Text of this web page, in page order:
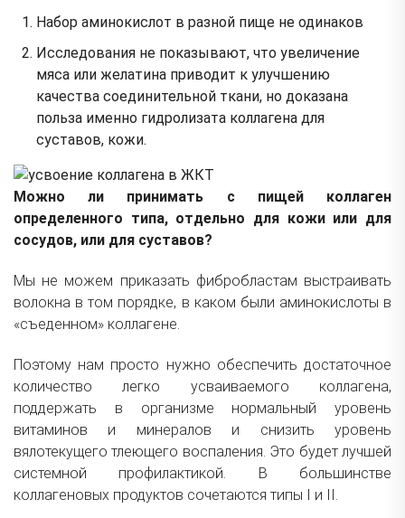
Набор аминокислот в разной пище не одинаков
Исследования не показывают, что увеличение
мяса или желатина приводит к улучшению
качества соединительной ткани, но доказана
польза именно гидролизата коллагена для
суставов, кожи.
Можно ли принимать с пищей коллаген
определенного типа, отдельно для кожи или для
сосудов, или для суставов?
Мы не можем приказать фибробластам выстраивать
волокна в том порядке, в каком были аминокислоты в
«съеденном» коллагене.
Поэтому нам просто нужно обеспечить достаточное
количество легко усваиваемого коллагена,
поддержать в организме нормальный уровень
витаминов и минералов и снизить уровень
вялотекущего тлеющего воспаления. Это будет лучшей
системной профилактикой. В большинстве
коллагеновых продуктов сочетаются типы I и II.